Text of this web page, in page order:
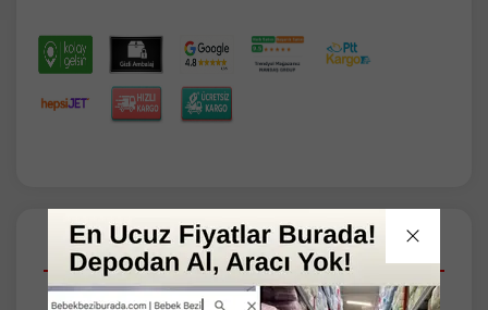
Açıklamalar
Taksit Seçenekleri